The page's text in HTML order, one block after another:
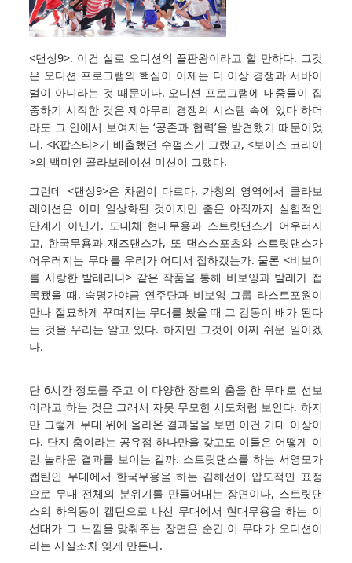
<댄싱9>. 이건 실로 오디션의 끝판왕이라고 할 만하다. 그것
은 오디션 프로그램의 핵심이 이제는 더 이상 경쟁과 서바이
벌이 아니라는 것 때문이다. 오디션 프로그램에 대중들이 집
중하기 시작한 것은 제아무리 경쟁의 시스템 속에 있다 하더
라도 그 안에서 보여지는 ‘공존과 협력’을 발견했기 때문이었
다. <K팝스타>가 배출했던 수펄스가 그랬고, <보이스 코리아
>의 백미인 콜라보레이션 미션이 그랬다.
그런데 <댄싱9>은 차원이 다르다. 가창의 영역에서 콜라보
레이션은 이미 일상화된 것이지만 춤은 아직까지 실험적인
단계가 아닌가. 도대체 현대무용과 스트릿댄스가 어우러지
고, 한국무용과 재즈댄스가, 또 댄스스포츠와 스트릿댄스가
어우러지는 무대를 우리가 어디서 접하겠는가. 물론 <비보이
를 사랑한 발레리나> 같은 작품을 통해 비보잉과 발레가 접
목됐을 때, 숙명가야금 연주단과 비보잉 그룹 라스트포원이
만나 절묘하게 꾸며지는 무대를 봤을 때 그 감동이 배가 된다
는 것을 우리는 알고 있다. 하지만 그것이 어찌 쉬운 일이겠
나.
단 6시간 정도를 주고 이 다양한 장르의 춤을 한 무대로 선보
이라고 하는 것은 그래서 자못 무모한 시도처럼 보인다. 하지
만 그렇게 무대 위에 올라온 결과물을 보면 이건 기대 이상이
다. 단지 춤이라는 공유점 하나만을 갖고도 이들은 어떻게 이
런 놀라운 결과를 보이는 걸까. 스트릿댄스를 하는 서영모가
캡틴인 무대에서 한국무용을 하는 김해선이 압도적인 표정
으로 무대 전체의 분위기를 만들어내는 장면이나, 스트릿댄
스의 하위동이 캡틴으로 나선 무대에서 현대무용을 하는 이
선태가 그 느낌을 맞춰주는 장면은 순간 이 무대가 오디션이
라는 사실조차 잊게 만든다.